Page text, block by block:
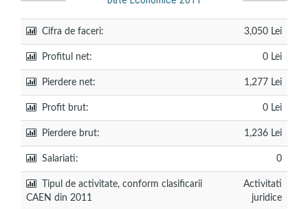
Cifra de faceri: 3,050 Lei
Profitul net: 0 Lei
Pierdere net: 1,277 Lei
Profit brut: 0 Lei
Pierdere brut: 1,236 Lei
Salariati: 0
Tipul de activitate, conform clasificarii
CAEN din 2011
Activitati
juridice